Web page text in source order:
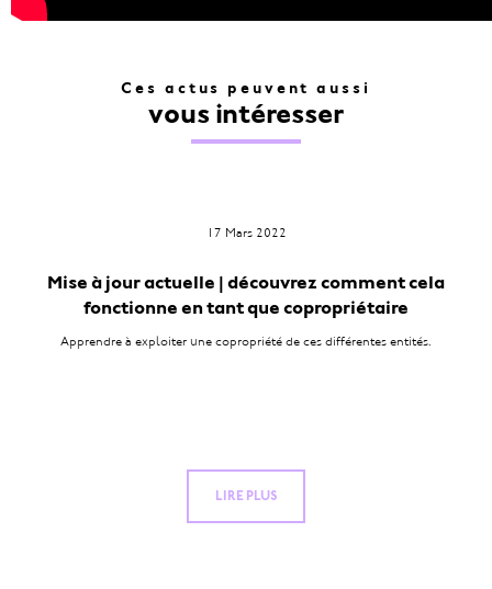
Ces actus peuvent aussi
vous intéresser
17 Mars 2022
Mise à jour actuelle | découvrez comment cela
fonctionne en tant que copropriétaire
Apprendre à exploiter une copropriété de ces différentes entités.
LIRE PLUS